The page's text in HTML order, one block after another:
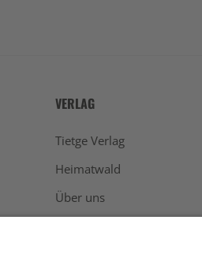
VERLAG
Tietge Verlag
Heimatwald
Über uns